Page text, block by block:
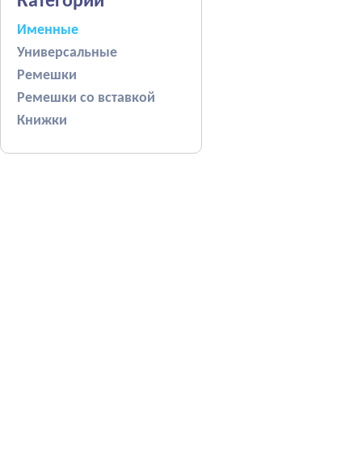
Именные
Универсальные
Ремешки
Ремешки со вставкой
Книжки